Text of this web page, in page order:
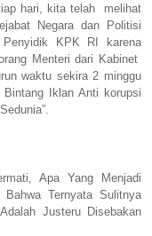
hari, kita telah melihat
Negara dan Politisi
Penyidik KPK RI karena
Menteri dari Kabinet
waktu sekira 2 minggu
Bintang Iklan Anti korupsi
Apa Yang Menjadi
Bahwa Ternyata Sulitnya
Justeru Disebakan